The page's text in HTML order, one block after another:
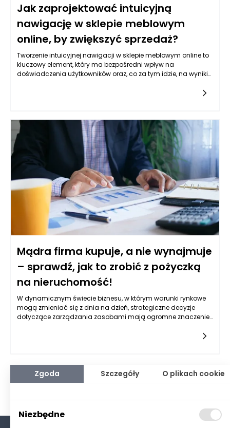
Jak zaprojektować intuicyjną
nawigację w sklepie meblowym
online, by zwiększyć sprzedaż?
Tworzenie intuicyjnej nawigacji w sklepie meblowym online to
kluczowy element, który ma bezpośredni wpływ na
doświadczenia użytkowników oraz, co za tym idzie, na wyniki
konsument jest przyzwyczajony do szybkich i efektywnych
rozwiązań, dlatego projektując nawigację, warto skupić się na
przejrzystości i prostocie obsługi. Kluczowym aspektem jest
hierarchiczna struktura kategorii, która ułatwia odnajdywanie
produktów, a także zastosowanie etykiet i ikon, które są
zrozumiałe dla użytkownika. Ważne jest, aby kategorie były
logicznie podzielone na podkategorie, co pozwala na szybsze
zlokalizowanie poszukiwanego produktu, na przykład „meble
do salonu”, „meble do sypialni” czy „dodatki”.
Mądra firma kupuje, a nie wynajmuje
– sprawdź, jak to zrobić z pożyczką
na nieruchomość!
W dynamicznym świecie biznesu, w którym warunki rynkowe
mogą zmieniać się z dnia na dzień, strategiczne decyzje
dotyczące zarządzania zasobami mają ogromne znaczenie
wybór między wynajmem a zakupem nieruchomości. Mądre
oznacza nie tylko możliwość budowania kapitału, ale również
zabezpieczenie przed nieprzewidywalnymi zmianami cen
najmu. Co więcej, nieruchomość staje się trwałym
firmy i jej zdolność kredytową. W przeciwieństwie do wynajmu,
który generuje stałe koszty operacyjne bez wartości dodanej,
zakup otwiera drogę do realnych oszczędności. W wielu
Zgoda Szczegóły O plikach cookie
Niezbędne